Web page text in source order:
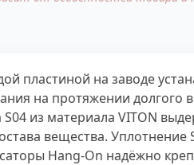
пластиной на заводе
на протяжении долгого
из материала VITON
вещества. Уплотнение
Hang-On надёжно